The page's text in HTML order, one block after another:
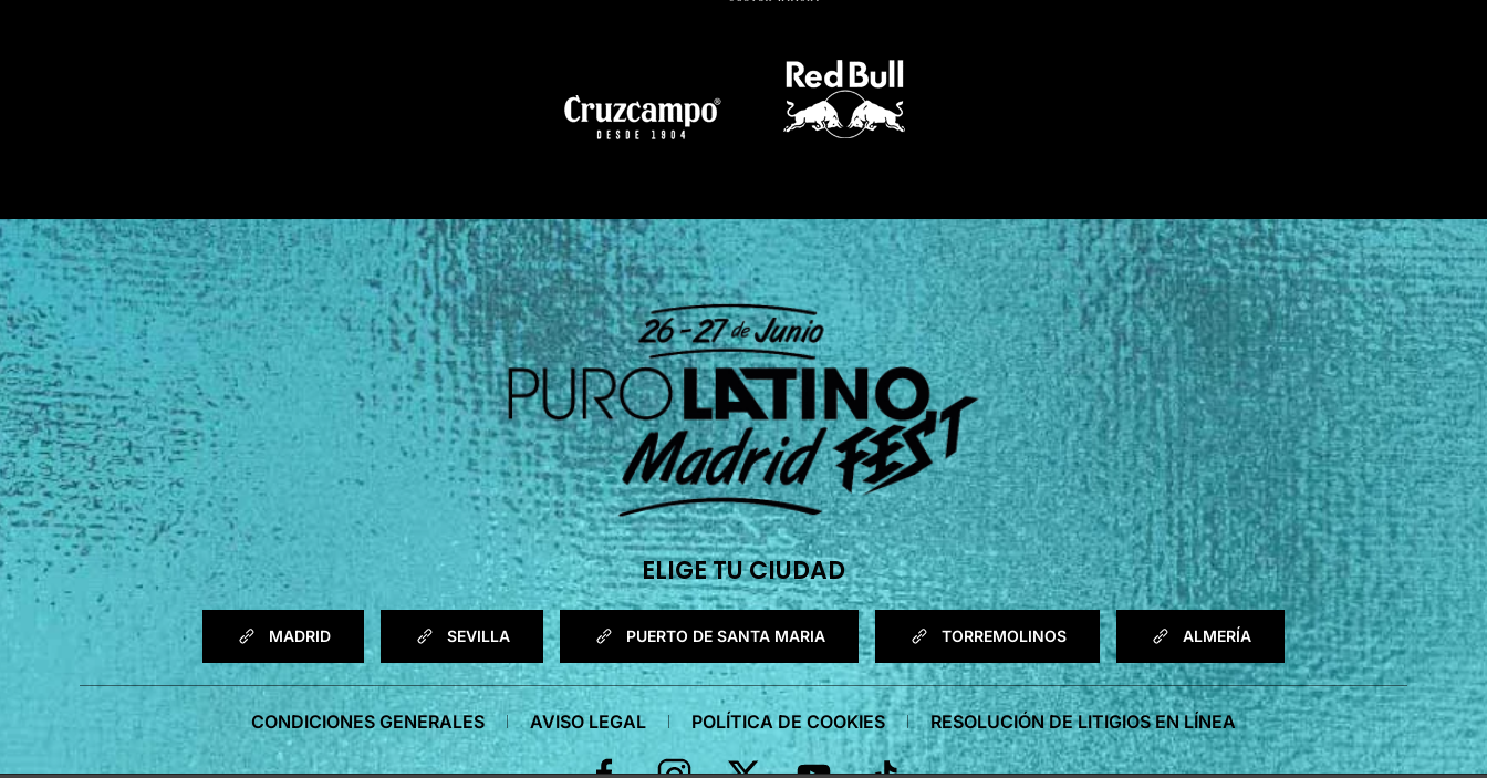
ELIGE TU CIUDAD
MADRID SEVILLA PUERTO DE SANTA MARIA TORREMOLINOS ALMERÍA
CONDICIONES GENERALES AVISO LEGAL POLÍTICA DE COOKIES RESOLUCIÓN DE LITIGIOS EN LÍNEA